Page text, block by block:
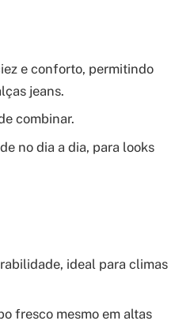
e conforto, permitindo
jeans.
combinar.
no dia a dia, para looks
ideal para climas
fresco mesmo em altas